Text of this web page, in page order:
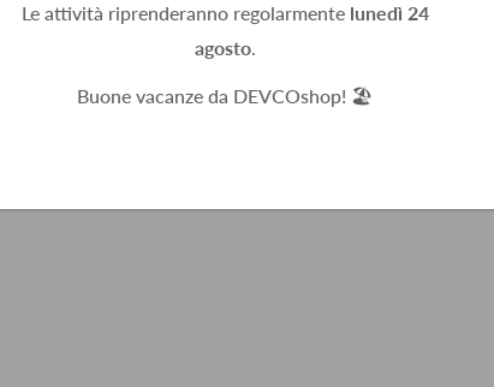
Le attività riprenderanno regolarmente lunedì 24
agosto.
Buone vacanze da DEVCOshop! 🏖️